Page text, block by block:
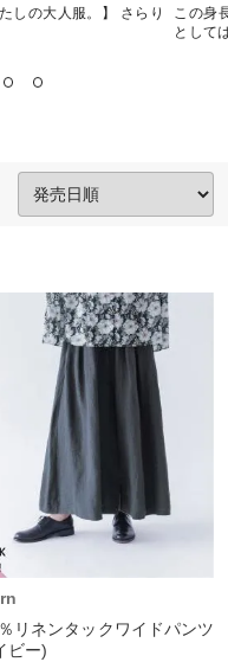
しの大人服。】 さらり
この身
として
リネンタックワイドパンツ
ビー)